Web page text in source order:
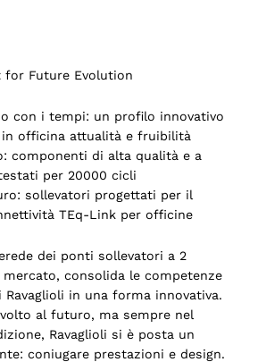
for Future Evolution
con i tempi: un profilo innovativo
officina attualità e fruibilità
componenti di alta qualità e a
per 20000 cicli
sollevatori progettati per il
TEq-Link per officine
dei ponti sollevatori a 2
consolida le competenze
Ravaglioli in una forma innovativa.
al futuro, ma sempre nel
Ravaglioli si è posta un
coniugare prestazioni e design.